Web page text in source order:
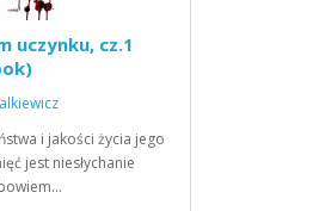
uczynku, cz.1
i jakości życia jego
jest niesłychanie